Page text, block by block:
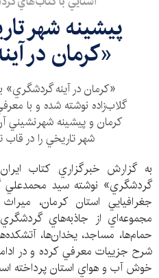
پيشينه شهر
«كرمان در
«كرمان در آينه
گلاب‌زاده نوشته شده و با
كرمان و پيشينه شهرنشيني
شهر تاريخي را در
به گزارش خبرگزاري كتاب
گردشگري» نوشته سيد محمدعلي
جغرافيايي استان كرمان،
مجموعه‌اي از جاذبه‌هاي
حمام‌ها، مساجد، يخدان‌ها،
شرح جزييات معرفي كرده و در
خوش آب و هواي استان پرداخته